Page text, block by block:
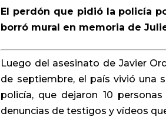
El perdón que pidió la policía
borró mural en memoria de
Luego del asesinato de Javier
de septiembre, el país vivió una
policía, que dejaron 10
denuncias de testigos y vídeos